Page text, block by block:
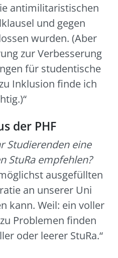
antimilitaristischen
und gegen
wurden. (Aber
zur Verbesserung
für studentische
Inklusion finde ich
der PHF
Studierenden eine
StuRa empfehlen?
ausgefüllten
an unserer Uni
kann. Weil: ein voller
Problemen finden
oder leerer StuRa.“